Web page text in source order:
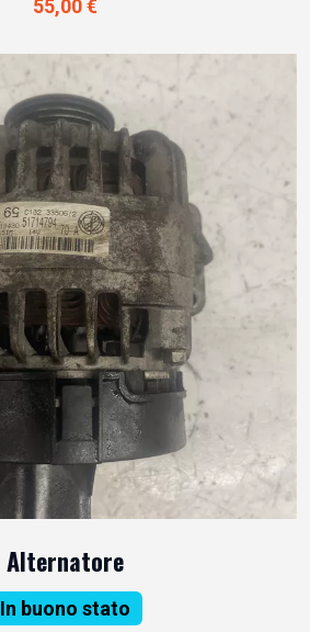
55,00 €
Alternatore
In buono stato